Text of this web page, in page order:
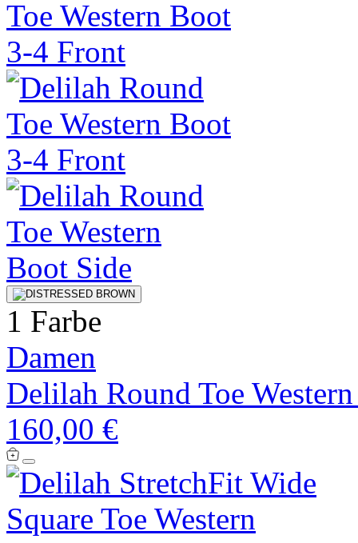
1 Farbe
Damen
Delilah Round Toe
160,00 €